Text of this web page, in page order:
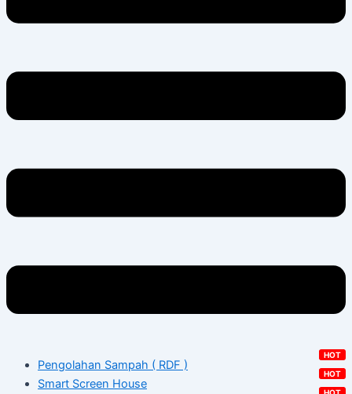
Pengolahan Sampah ( RDF )
Smart Screen House